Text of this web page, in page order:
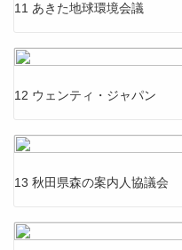
11 あきた地球環境会議
12 ウェンティ・ジャパン
13 秋田県森の案内人協議会